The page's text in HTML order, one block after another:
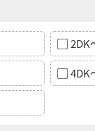
2DK
4DK